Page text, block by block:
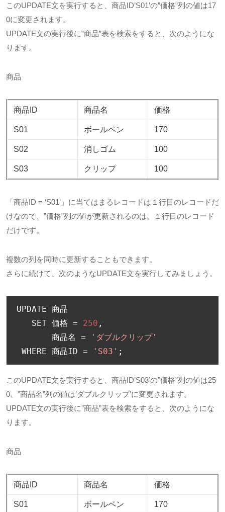
このUPDATE文を実行すると、商品ID’S01’の”価格”列の値は17
0に変更されます。
UPDATE文の実行後に”商品”表を検索をすると、次のようにな
ります。
商品
商品ID 商品名 価格
S01 ボールペン 170
S02 消しゴム 100
S03 クリップ 100
「商品ID = ‘S01’」に当てはまるレコードは１行目のレコードだ
けなので、”価格”列の値が更新されるのは、１行目のレコード
だけです。
複数の列を同時に更新することもできます。
さらに続けて、次のようなUPDATE文を実行してみましょう。
UPDATE 商品
   SET
価格 = 250 ,
商品名
=
'ダブルクリップ'
WHERE 商品ID = 'S03' ;
このUPDATE文を実行すると、商品ID’S03’の”価格”列の値は25
0、”商品名”列の値は’ダブルクリップ’に変更されます。
UPDATE文の実行後に”商品”表を検索をすると、次のようにな
ります。
商品
商品ID 商品名 価格
S01 ボールペン 170